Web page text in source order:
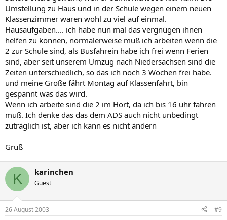
Umstellung zu Haus und in der Schule wegen einem neuen
Klassenzimmer waren wohl zu viel auf einmal.
Hausaufgaben.... ich habe nun mal das vergnügen ihnen
helfen zu können, normalerweise muß ich arbeiten wenn die
2 zur Schule sind, als Busfahrein habe ich frei wenn Ferien
sind, aber seit unserem Umzug nach Niedersachsen sind die
Zeiten unterschiedlich, so das ich noch 3 Wochen frei habe.
und meine Große fährt Montag auf Klassenfahrt, bin
gespannt was das wird.
Wenn ich arbeite sind die 2 im Hort, da ich bis 16 uhr fahren
muß. Ich denke das das dem ADS auch nicht unbedingt
zuträglich ist, aber ich kann es nicht ändern
Gruß
K karinchen
Guest
26 August 2003 #9